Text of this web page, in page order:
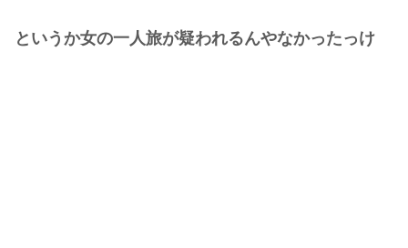
というか女の一人旅が疑われるんやなかったっけ